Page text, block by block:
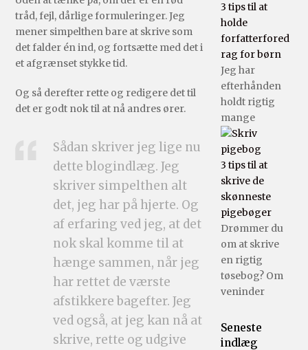
tråd, fejl, dårlige formuleringer. Jeg
mener simpelthen bare at skrive som
det falder én ind, og fortsætte med det i
et afgrænset stykke tid.
Og så derefter rette og redigere det til
det er godt nok til at nå andres ører.
Sådan skriver jeg lige nu
dette blogindlæg. Jeg
skriver simpelthen alt
det, jeg har på hjerte. Og
af erfaring ved jeg, at det
nok skal komme til at
hænge sammen, når jeg
har rettet de værste
afstikkere bagefter. Jeg
ved også, at jeg kan nå at
skrive, rette og udgive
3 tips til at
holde
forfatterfored
rag for børn
Jeg har
efterhånden
holdt rigtig
mange
3 tips til at
skrive de
skønneste
pigebøger
Drømmer du
om at skrive
en rigtig
tøsebog? Om
veninder
Seneste
indlæg